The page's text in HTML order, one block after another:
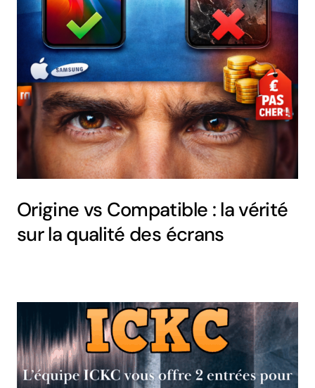
Origine vs Compatible : la vérité
sur la qualité des écrans